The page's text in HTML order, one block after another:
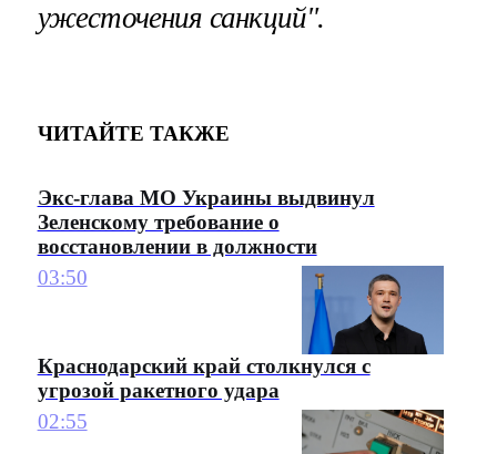
ужесточения санкций".
ЧИТАЙТЕ ТАКЖЕ
Экс-глава МО Украины выдвинул
Зеленскому требование о
восстановлении в должности
03:50
Краснодарский край столкнулся с
угрозой ракетного удара
02:55